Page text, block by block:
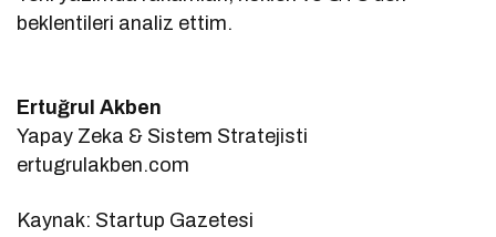
beklentileri analiz ettim.
Ertuğrul Akben
Yapay Zeka & Sistem Stratejisti
ertugrulakben.com
Kaynak: Startup Gazetesi